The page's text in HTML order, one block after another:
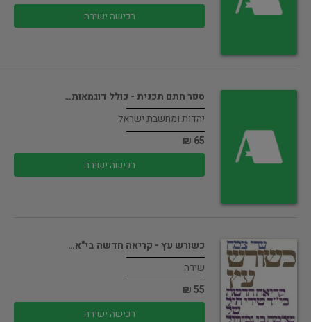
רכישה ישירה
ספר חתם תכנית - כולל דוגמאות…
יהדות ומחשבת ישראל
65 ₪
רכישה ישירה
כשורש עץ - קריאה חדשה בי"א…
שירה
55 ₪
רכישה ישירה